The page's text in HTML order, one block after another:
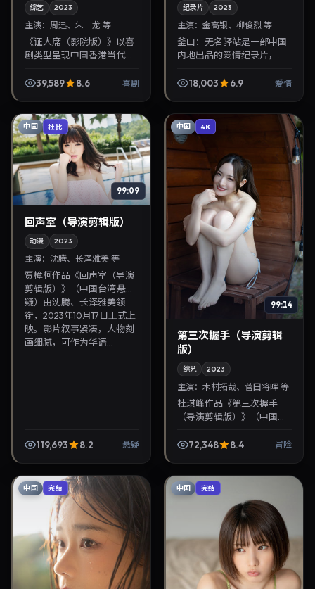
综艺 2023
主演： 周迅、朱一龙 等
《证人席（影院版）》以喜
剧类型呈现中国香港当代故
迅、朱一龙。2023年3月27
39,589 8.6 喜剧
纪录片 2023
主演：金高银、柳俊烈 等
釜山：无名驿站是一部中国
内地出品的爱情纪录片，罗
等主演，2023年2月21日院
18,003 6.9 爱情
中国 杜比
99:09
回声室（导演剪辑版）
动漫 2023
主演： 沈腾、长泽雅美 等
贾樟柯作品《回声室（导演
剪辑版）》（中国台湾·悬
疑）由沈腾、长泽雅美领
衔，2023年10月17日正式上
映。影片叙事紧凑，人物刻
画细腻，可作为华语...
119,693 8.2 悬疑
中国 4K
99:14
第三次握手（导演剪辑
版）
综艺 2023
主演：木村拓哉、菅田将晖 等
杜琪峰作品《第三次握手
（导演剪辑版）》（中国台
将晖领衔，2023年9月24日
72,348 8.4 冒险
中国 完结 中国 完结